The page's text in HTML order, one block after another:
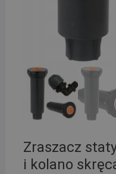
Zraszacz
i kolano